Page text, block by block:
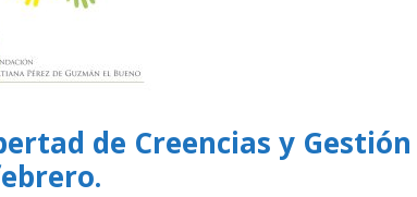
de Creencias y Gestión